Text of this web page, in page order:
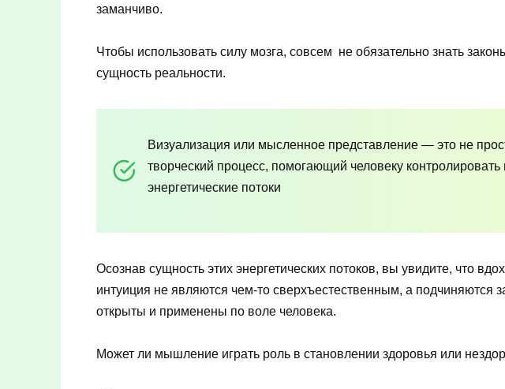
заманчиво.
Чтобы использовать силу мозга, совсем не обязательно знать
сущность реальности.
Визуализация или мысленное представление — это не
творческий процесс, помогающий человеку контролировать
энергетические потоки
Осознав сущность этих энергетических потоков, вы увидите, что
интуиция не являются чем-то сверхъестественным, а подчиняются
открыты и применены по воле человека.
Может ли мышление играть роль в становлении здоровья или